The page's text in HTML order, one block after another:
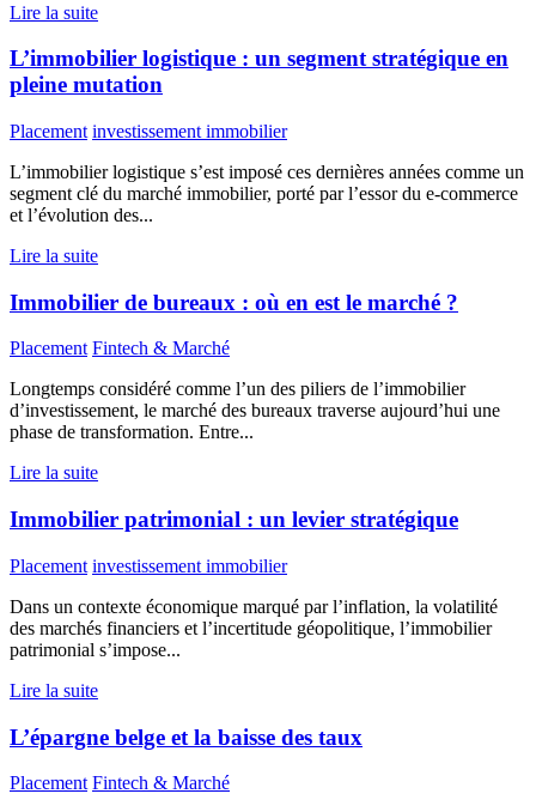
Lire la suite
L’immobilier logistique : un segment stratégique en
pleine mutation
Placement investissement immobilier
L’immobilier logistique s’est imposé ces dernières années comme un
segment clé du marché immobilier, porté par l’essor du e-commerce
et l’évolution des...
Lire la suite
Immobilier de bureaux : où en est le marché ?
Placement Fintech & Marché
Longtemps considéré comme l’un des piliers de l’immobilier
d’investissement, le marché des bureaux traverse aujourd’hui une
phase de transformation. Entre...
Lire la suite
Immobilier patrimonial : un levier stratégique
Placement investissement immobilier
Dans un contexte économique marqué par l’inflation, la volatilité
des marchés financiers et l’incertitude géopolitique, l’immobilier
patrimonial s’impose...
Lire la suite
L’épargne belge et la baisse des taux
Placement Fintech & Marché